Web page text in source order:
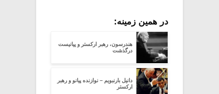
در همین زمینه:
هندرسون، رهبر ارکستر و پیانیست
درگذشت
دانیل بارنبویم – نوازنده پیانو و رهبر
ارکستر